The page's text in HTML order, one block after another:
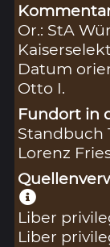
Or.: StA
Datum
Otto I.
Fundort in
Standbuch
Lorenz
Liber
Liber